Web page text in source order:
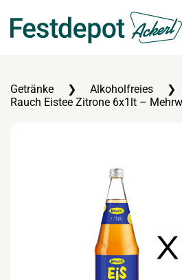
Zum Hauptinhalt springen
Getränke Alkoholfreies
Rauch Eistee Zitrone 6x1lt –